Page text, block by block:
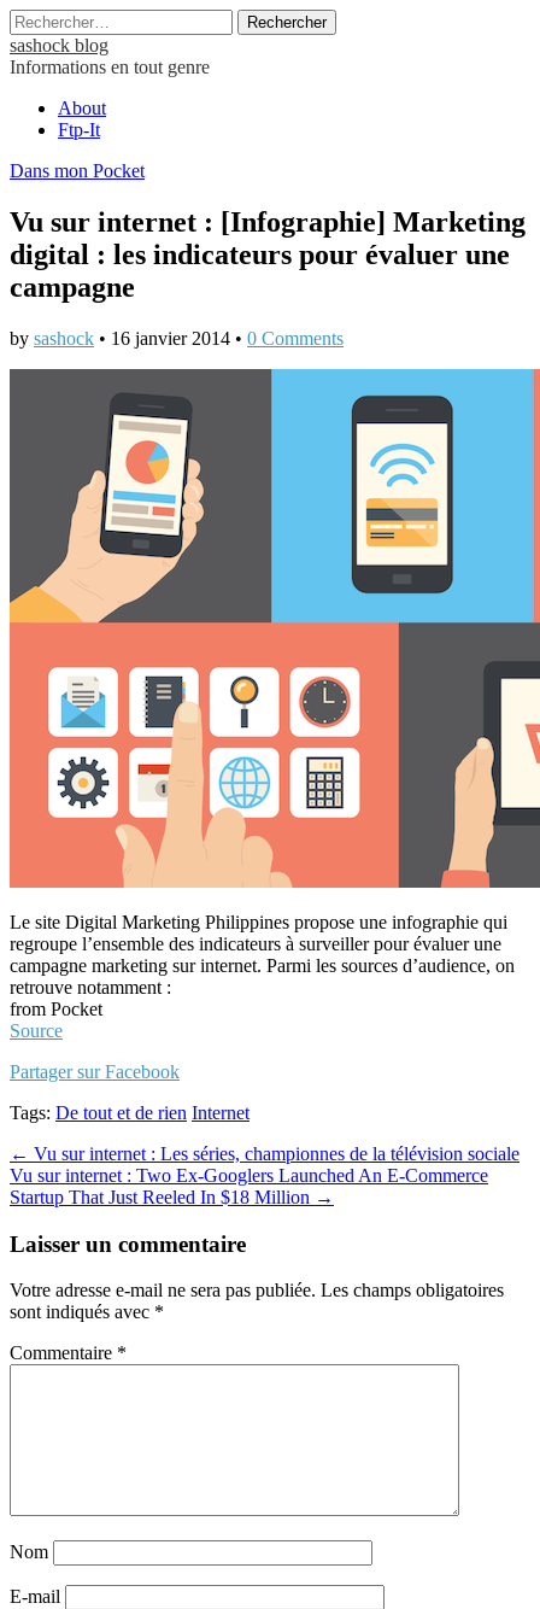
Rechercher :
sashock blog
Informations en tout genre
Main
menu
Skip
About
Ftp-It
Dans mon Pocket
Vu sur internet : [Infographie] Marketing
digital : les indicateurs pour évaluer une
campagne
by sashock • 16 janvier 2014 • 0 Comments
Le site Digital Marketing Philippines propose une infographie qui
regroupe l’ensemble des indicateurs à surveiller pour évaluer une
campagne marketing sur internet. Parmi les sources d’audience, on
retrouve notamment :
from Pocket
Source
Partager sur Facebook
Tags: De tout et de rien Internet
Post
navigation
← Vu sur internet : Les séries, championnes de la télévision sociale
Vu sur internet : Two Ex-Googlers Launched An E-Commerce
Startup That Just Reeled In $18 Million →
Laisser un commentaire
Votre adresse e-mail ne sera pas publiée. Les champs obligatoires
sont indiqués avec *
Commentaire *
Nom
E-mail